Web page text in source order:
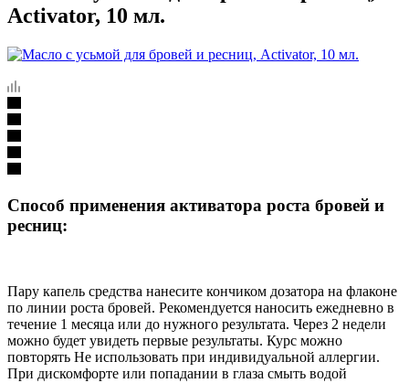
Activator, 10 мл.
Способ применения активатора роста бровей и
ресниц:
Пару капель средства нанесите кончиком дозатора на флаконе
по линии роста бровей. Рекомендуется наносить ежедневно в
течение 1 месяца или до нужного результата. Через 2 недели
можно будет увидеть первые результаты. Курс можно
повторять Не использовать при индивидуальной аллергии.
При дискомфорте или попадании в глаза смыть водой